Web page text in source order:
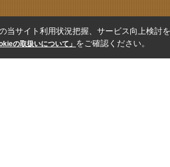
当サイト利用状況把握、サービス向上検討
の取扱いについて」 をご確認ください。